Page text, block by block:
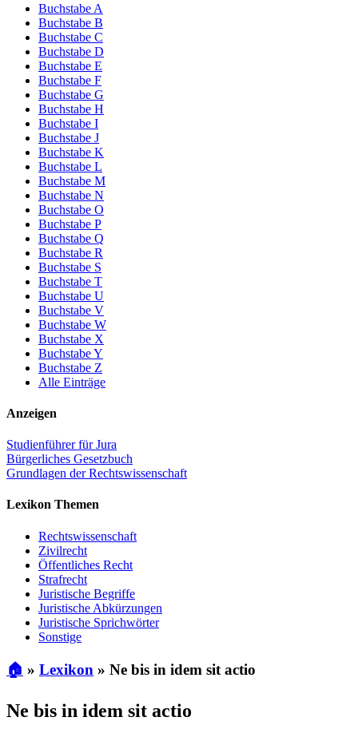
Buchstabe A
Buchstabe B
Buchstabe C
Buchstabe D
Buchstabe E
Buchstabe F
Buchstabe G
Buchstabe H
Buchstabe I
Buchstabe J
Buchstabe K
Buchstabe L
Buchstabe M
Buchstabe N
Buchstabe O
Buchstabe P
Buchstabe Q
Buchstabe R
Buchstabe S
Buchstabe T
Buchstabe U
Buchstabe V
Buchstabe W
Buchstabe X
Buchstabe Y
Buchstabe Z
Alle Einträge
Anzeigen
Studienführer für Jura
Bürgerliches Gesetzbuch
Grundlagen der Rechtswissenschaft
Lexikon Themen
Rechtswissenschaft
Zivilrecht
Öffentliches Recht
Strafrecht
Juristische Begriffe
Juristische Abkürzungen
Juristische Sprichwörter
Sonstige
🏠 » Lexikon » Ne bis in idem sit actio
Ne bis in idem sit actio